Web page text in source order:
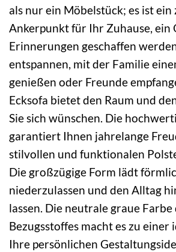
als nur ein Möbelstück; es ist
Ankerpunkt für Ihr Zuhause, ein
Erinnerungen geschaffen
entspannen, mit der Familie
genießen oder Freunde
Ecksofa bietet den Raum und
Sie sich wünschen. Die
garantiert Ihnen jahrelange
stilvollen und funktionalen
Die großzügige Form lädt
niederzulassen und den Alltag
lassen. Die neutrale graue Farbe
Bezugsstoffes macht es zu einer
Ihre persönlichen